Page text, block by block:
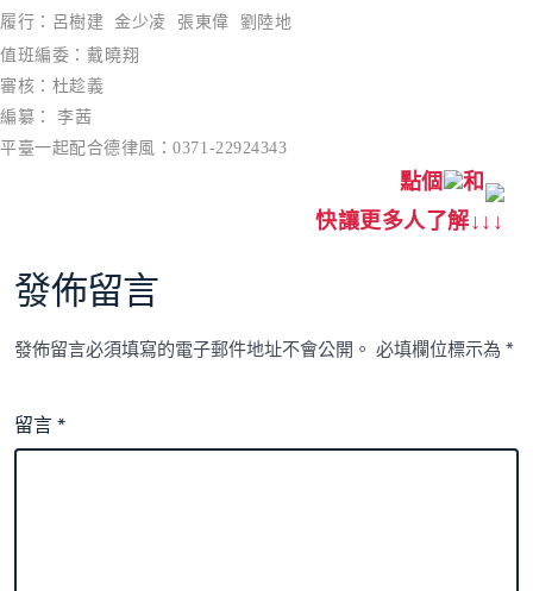
履行：呂樹建 金少凌 張東偉 劉陸地
值班編委： 戴曉翔
審核： 杜趁義
編纂： 李茜
平臺一起配合德律風：0371-22924343
點個
和
快讓更多人了解↓↓↓
發佈留言
發佈留言必須填寫的電子郵件地址不會公開。 必填欄位標示為*
留言*